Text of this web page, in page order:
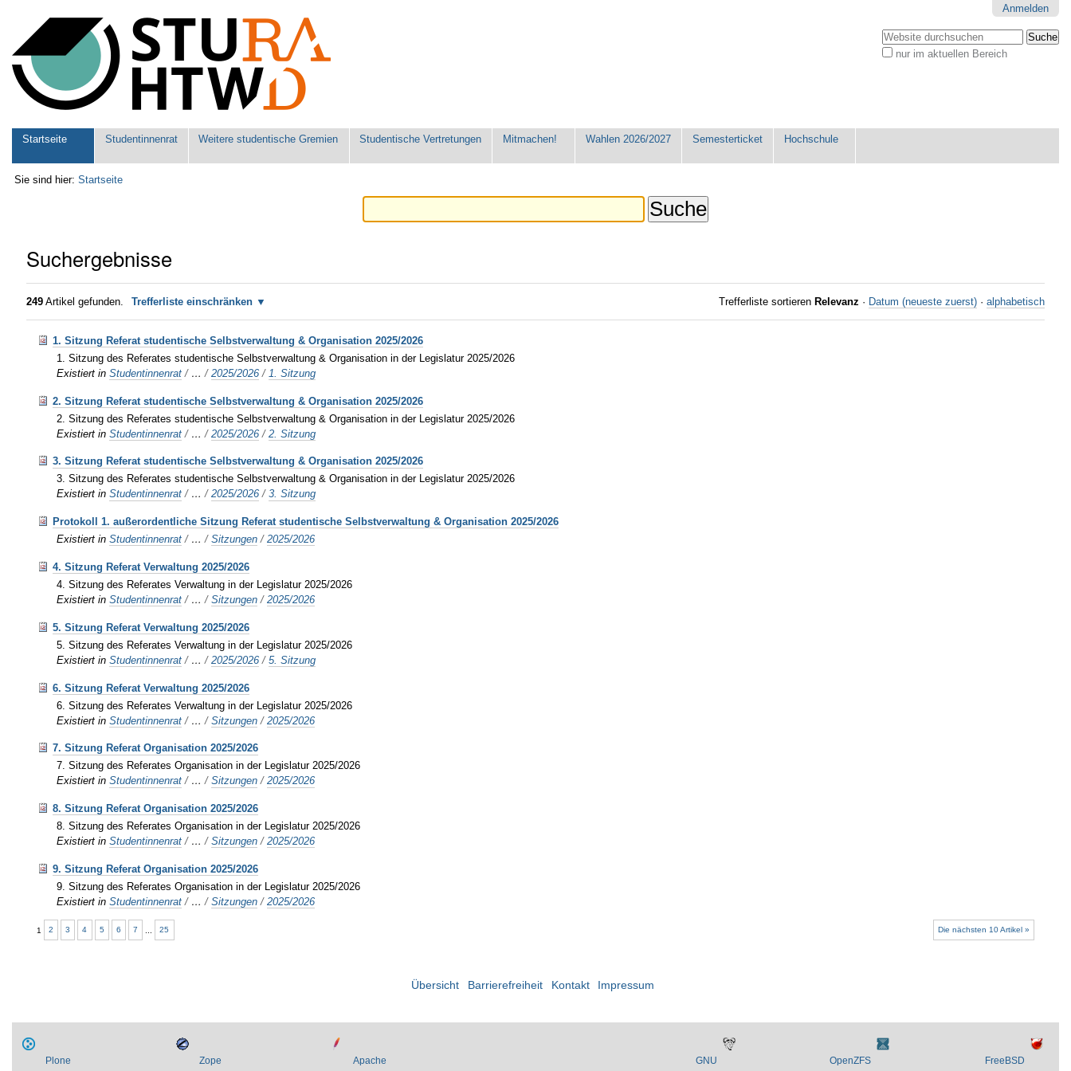
Werkzeuge
Anmelden
Website durchsuchen
nur im aktuellen Bereich
Sektionen
Startseite Studentinnenrat Weitere studentische Gremien Studentische Vertretungen Mitmachen! Wahlen 2026/2027 Semesterticket Hochschule
Sie sind hier: Startseite
Suchergebnisse
249 Artikel gefunden. Trefferliste einschränken Trefferliste sortieren Relevanz · Datum (neueste zuerst) · alphabetisch
1. Sitzung Referat studentische Selbstverwaltung & Organisation 2025/2026
1. Sitzung des Referates studentische Selbstverwaltung & Organisation in der Legislatur 2025/2026
Existiert in Studentinnenrat / …/2025/2026 / 1. Sitzung
2. Sitzung Referat studentische Selbstverwaltung & Organisation 2025/2026
2. Sitzung des Referates studentische Selbstverwaltung & Organisation in der Legislatur 2025/2026
Existiert in Studentinnenrat / …/2025/2026 /2. Sitzung
3. Sitzung Referat studentische Selbstverwaltung & Organisation 2025/2026
3. Sitzung des Referates studentische Selbstverwaltung & Organisation in der Legislatur 2025/2026
Existiert in Studentinnenrat / …/2025/2026 /3. Sitzung
Protokoll 1. außerordentliche Sitzung Referat studentische Selbstverwaltung & Organisation 2025/2026
Existiert in Studentinnenrat / …/Sitzungen /2025/2026
4. Sitzung Referat Verwaltung 2025/2026
4. Sitzung des Referates Verwaltung in der Legislatur 2025/2026
Existiert in Studentinnenrat / …/Sitzungen /2025/2026
5. Sitzung Referat Verwaltung 2025/2026
5. Sitzung des Referates Verwaltung in der Legislatur 2025/2026
Existiert in Studentinnenrat / …/2025/2026 /5. Sitzung
6. Sitzung Referat Verwaltung 2025/2026
6. Sitzung des Referates Verwaltung in der Legislatur 2025/2026
Existiert in Studentinnenrat / …/Sitzungen /2025/2026
7. Sitzung Referat Organisation 2025/2026
7. Sitzung des Referates Organisation in der Legislatur 2025/2026
Existiert in Studentinnenrat / …/Sitzungen /2025/2026
8. Sitzung Referat Organisation 2025/2026
8. Sitzung des Referates Organisation in der Legislatur 2025/2026
Existiert in Studentinnenrat / …/Sitzungen /2025/2026
9. Sitzung Referat Organisation 2025/2026
9. Sitzung des Referates Organisation in der Legislatur 2025/2026
Existiert in Studentinnenrat / …/Sitzungen /2025/2026
Die nächsten 10 Artikel »
1 2 3 4 5 6 7 25
Übersicht Barrierefreiheit Kontakt Impressum
Plone Zope Apache GNU OpenZFS FreeBSD